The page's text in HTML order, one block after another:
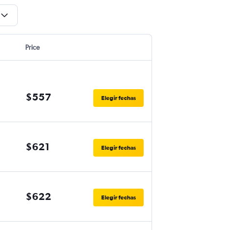
Price
$557 Elegir fechas
$621 Elegir fechas
$622 Elegir fechas